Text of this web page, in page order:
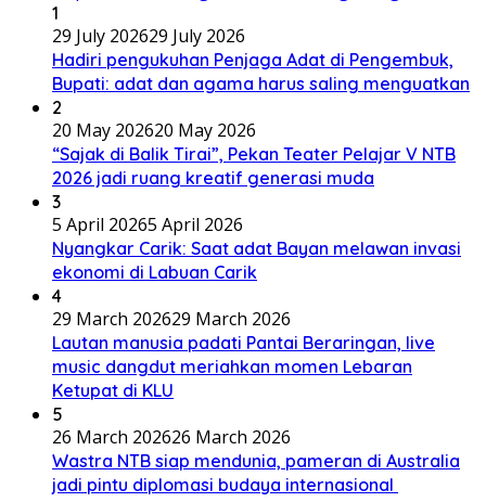
1
29 July 202629 July 2026
Hadiri pengukuhan Penjaga Adat di Pengembuk,
Bupati: adat dan agama harus saling menguatkan
2
20 May 202620 May 2026
“Sajak di Balik Tirai”, Pekan Teater Pelajar V NTB
2026 jadi ruang kreatif generasi muda
3
5 April 20265 April 2026
Nyangkar Carik: Saat adat Bayan melawan invasi
ekonomi di Labuan Carik
4
29 March 202629 March 2026
Lautan manusia padati Pantai Beraringan, live
music dangdut meriahkan momen Lebaran
Ketupat di KLU
5
26 March 202626 March 2026
Wastra NTB siap mendunia, pameran di Australia
jadi pintu diplomasi budaya internasional